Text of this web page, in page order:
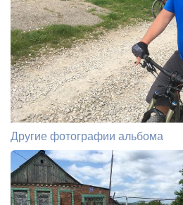
Другие фотографии альбома